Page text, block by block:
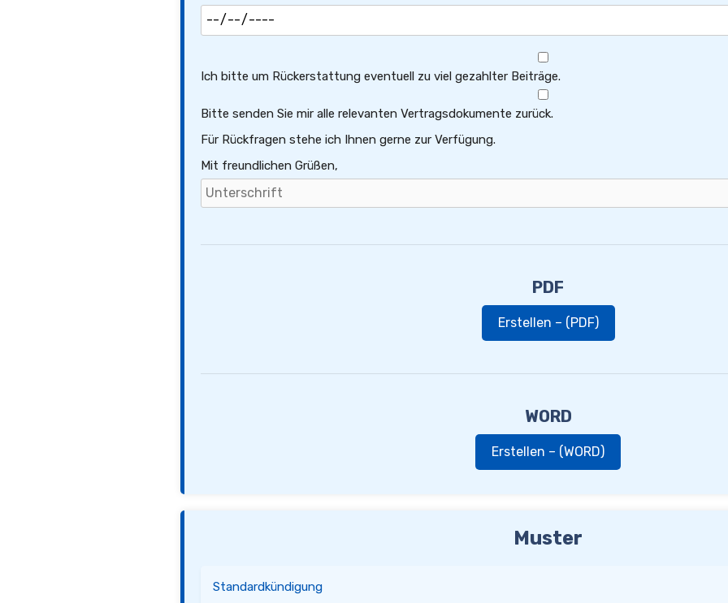
Ich bitte um Rückerstattung eventuell zu viel gezahlter Beiträge.
Bitte senden Sie mir alle relevanten Vertragsdokumente zurück.
Für Rückfragen stehe ich Ihnen gerne zur Verfügung.
Mit freundlichen Grüßen,
PDF
Erstellen – (PDF)
WORD
Erstellen – (WORD)
Muster
Standardkündigung